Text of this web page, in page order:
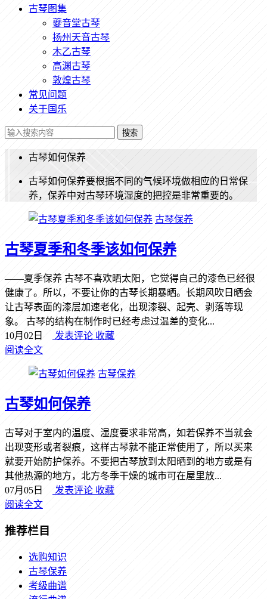
古琴图集
夔音堂古琴
扬州天音古琴
木乙古琴
高渊古琴
敦煌古琴
常见问题
关于国乐
搜索
古琴如何保养
古琴如何保养要根据不同的气候环境做相应的日常保
养，保养中对古琴环境湿度的把控是非常重要的。
古琴保养
古琴夏季和冬季该如何保养
——夏季保养 古琴不喜欢晒太阳，它觉得自己的漆色已经很
健康了。所以，不要让你的古琴长期暴晒。长期风吹日晒会
让古琴表面的漆层加速老化，出现漆裂、起壳、剥落等现
象。 古琴的结构在制作时已经考虑过温差的变化...
10月02日
发表评论 收藏
阅读全文
古琴保养
古琴如何保养
古琴对于室内的温度、湿度要求非常高，如若保养不当就会
出现变形或者裂痕，这样古琴就不能正常使用了，所以买来
就要开始防护保养。不要把古琴放到太阳晒到的地方或是有
其他热源的地方，北方冬季干燥的城市可在屋里放...
07月05日
发表评论 收藏
阅读全文
推荐栏目
选购知识
古琴保养
考级曲谱